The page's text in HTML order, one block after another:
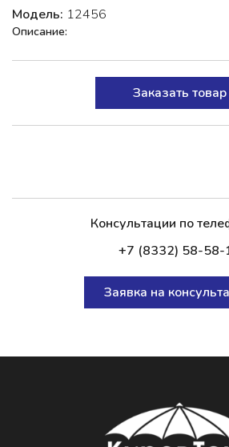
Модель: 12456
Описание:
Заказать товар
Консультации по
+7 (8332) 58-58-
Заявка на